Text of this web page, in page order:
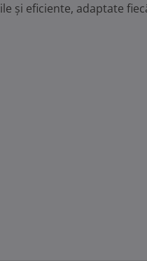
și eficiente, adaptate